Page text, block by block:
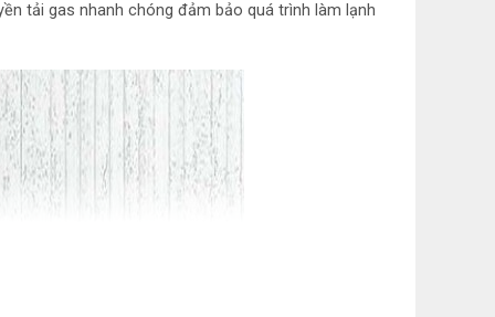
lên xuống tự động, trái phải tùy chỉnh tay
nhanh: Turbo
tải gas nhanh chóng đảm bảo quá trình làm lạnh